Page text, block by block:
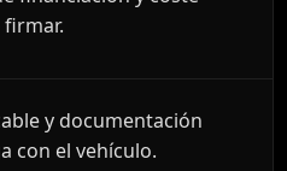
y documentación
con el vehículo.